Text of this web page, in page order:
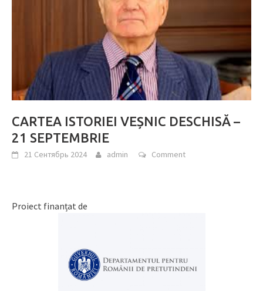
CARTEA ISTORIEI VEȘNIC DESCHISĂ –
21 SEPTEMBRIE
21 Сентябрь 2024 admin Comment
Proiect finanțat de